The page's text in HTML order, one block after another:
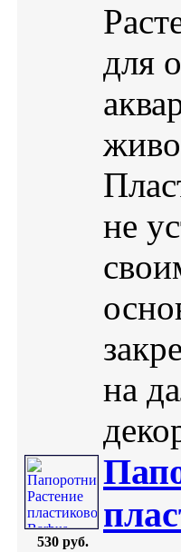
для
не
на
530 руб.